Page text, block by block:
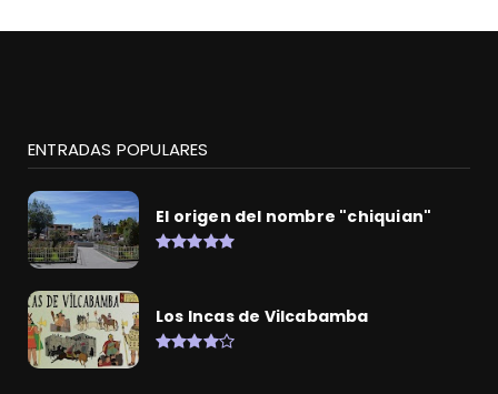
ENTRADAS POPULARES
El origen del nombre "chiquian"
Los Incas de Vilcabamba